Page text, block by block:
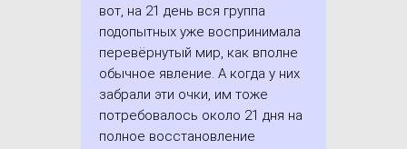
вот, на 21 день вся группа
подопытных уже воспринимала
перевёрнутый мир, как вполне
обычное явление. А когда у них
забрали эти очки, им тоже
потребовалось около 21 дня на
полное восстановление